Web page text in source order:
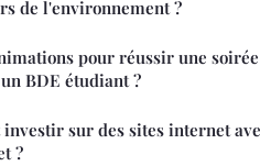
de l'environnement ?
pour réussir une
BDE étudiant ?
sur des sites internet
?